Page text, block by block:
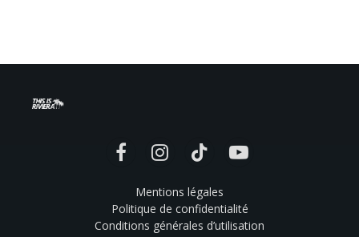
FacebookInstagramTikTok YouTube
Mentions légales
Politique de confidentialité
Conditions générales d’utilisation